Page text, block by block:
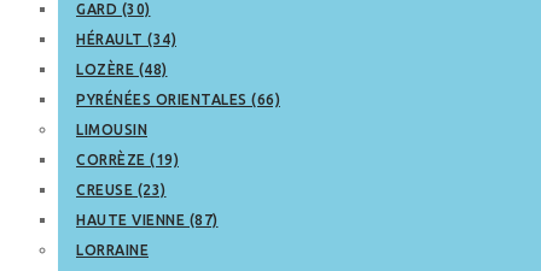
GARD (30)
HÉRAULT (34)
LOZÈRE (48)
PYRÉNÉES ORIENTALES (66)
LIMOUSIN
CORRÈZE (19)
CREUSE (23)
HAUTE VIENNE (87)
LORRAINE